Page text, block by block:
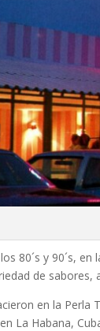
80´s y 90´s,
de
en la Perla
La Habana,